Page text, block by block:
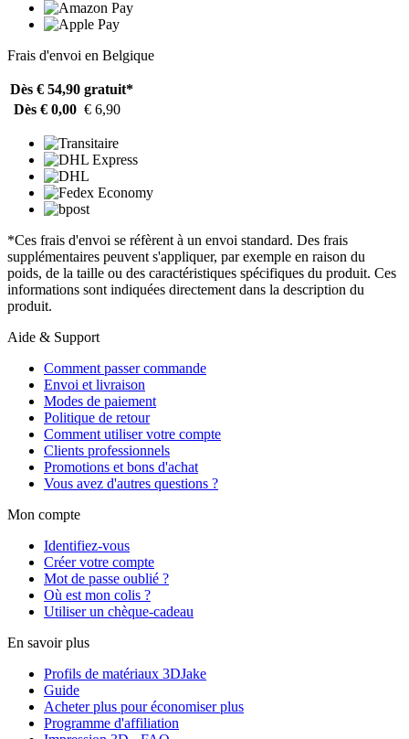
Frais d'envoi en Belgique
Dès € 54,90 gratuit*
Dès € 0,00 € 6,90
*Ces frais d'envoi se réfèrent à un envoi standard. Des frais
supplémentaires peuvent s'appliquer, par exemple en raison du
poids, de la taille ou des caractéristiques spécifiques du produit. Ces
informations sont indiquées directement dans la description du
produit.
Aide & Support
Comment passer commande
Envoi et livraison
Modes de paiement
Politique de retour
Comment utiliser votre compte
Clients professionnels
Promotions et bons d'achat
Vous avez d'autres questions ?
Mon compte
Identifiez-vous
Créer votre compte
Mot de passe oublié ?
Où est mon colis ?
Utiliser un chèque-cadeau
En savoir plus
Profils de matériaux 3DJake
Guide
Acheter plus pour économiser plus
Programme d'affiliation